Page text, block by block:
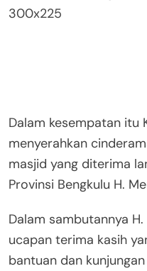
Dalam kesempatan itu
menyerahkan
masjid yang diterima
Provinsi Bengkulu H.
Dalam sambutannya
ucapan terima kasih
bantuan dan